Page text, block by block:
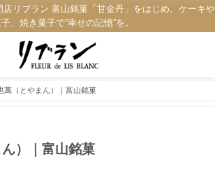
リブラン 富山銘菓「甘金丹」をはじめ、ケーキや
、焼き菓子で”幸せの記憶”を。
萬（とやまん）｜富山銘菓
）｜富山銘菓